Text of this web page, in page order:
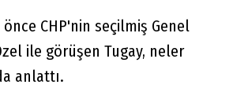
CHP'nin seçilmiş Genel
ile görüşen Tugay, neler
anlattı.